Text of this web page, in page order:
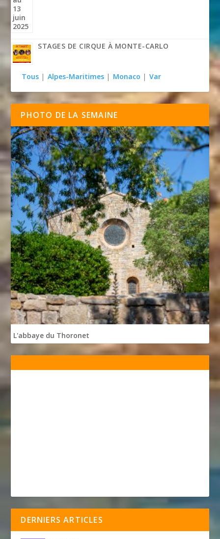
STAGES DE CIRQUE À MONTE-CARLO
Tous | Alpes-Maritimes | Monaco | Var
PHOTO DE LA SEMAINE
L'abbaye du Thoronet
DERNIERS ARTICLES